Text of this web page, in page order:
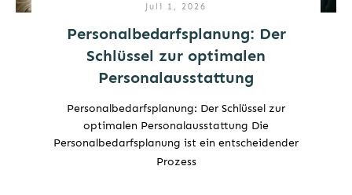
Juli 1, 2026
Personalbedarfsplanung: Der
Schlüssel zur optimalen
Personalausstattung
Personalbedarfsplanung: Der Schlüssel zur
optimalen Personalausstattung Die
Personalbedarfsplanung ist ein entscheidender
Prozess